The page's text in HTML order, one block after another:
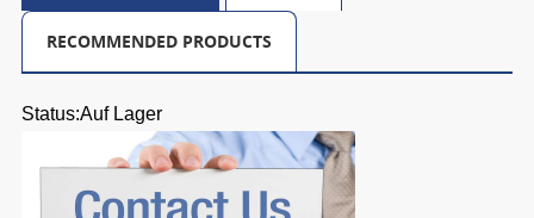
RECOMMENDED PRODUCTS
Status:Auf Lager